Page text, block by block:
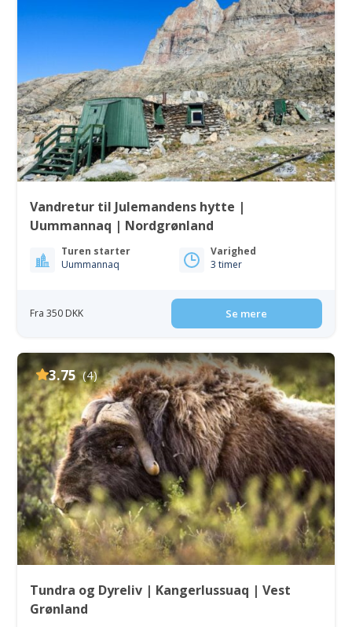
Vandretur til Julemandens hytte |
Uummannaq | Nordgrønland
Turen starter
Uummannaq
Varighed
3 timer
Fra 350 DKK Se mere
3.75 (4)
Tundra og Dyreliv | Kangerlussuaq | Vest
Grønland